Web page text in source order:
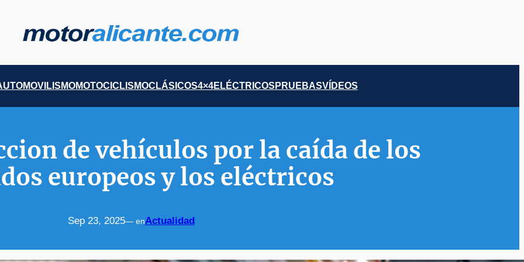
MOTOCICLISMOCLÁSICOS4×4ELÉCTRICOS PRUEBASVÍDEOS
de vehículos por la caída de los
europeos y los eléctricos
Sep 23, 2025— enActualidad